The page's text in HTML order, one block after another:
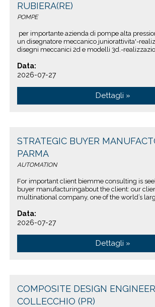
RUBIERA(RE)
POMPE
per importante azienda di pompe alta
un disegnatore meccanico juniorattivita'-
disegni meccanici 2d e modelli 3d.-
Data:
2026-07-27
Dettagli »
STRATEGIC BUYER
PARMA
AUTOMATION
For important client biemme consulting is
buyer manufacturingabout the client: our
multinational company, one of the world’s
Data:
2026-07-27
Dettagli »
COMPOSITE DESIGN
COLLECCHIO (PR)